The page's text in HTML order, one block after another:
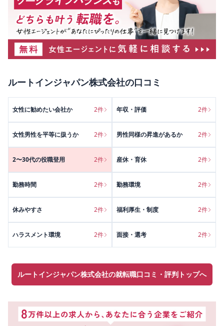
ルートインジャパン株式会社の口コミ
女性に勧めたい会社か 2件 年収・評価 2件
女性男性を平等に扱うか 2件 男性同様の昇進があるか 2件
2〜30代の役職登用 2件 産休・育休 2件
勤務時間 2件 勤務環境 2件
休みやすさ 2件 福利厚生・制度 2件
ハラスメント環境 2件 面接・選考 2件
ルートインジャパン株式会社の就転職口コミ・評判トップへ